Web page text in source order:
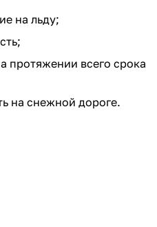
на льду;
протяжении всего срока
на снежной дороге.